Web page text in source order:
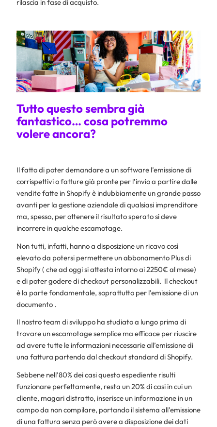
rilascia in fase di acquisto.
Tutto questo sembra già
fantastico… cosa potremmo
volere ancora?
Il fatto di poter demandare a un software l’emissione di
corrispettivi o fatture già pronte per l’invio a partire dalle
vendite fatte in Shopify è indubbiamente un grande passo
avanti per la gestione aziendale di qualsiasi imprenditore
ma, spesso, per ottenere il risultato sperato si deve
incorrere in qualche escamotage.
Non tutti, infatti, hanno a disposizione un ricavo così
elevato da potersi permettere un abbonamento Plus di
Shopify ( che ad oggi si attesta intorno ai 2250€ al mese)
e di poter godere di checkout personalizzabili. Il checkout
è la parte fondamentale, soprattutto per l’emissione di un
documento .
Il nostro team di sviluppo ha studiato a lungo prima di
trovare un escamotage semplice ma efficace per riuscire
ad avere tutte le informazioni necessarie all’emissione di
una fattura partendo dal checkout standard di Shopify.
Sebbene nell’80% dei casi questo espediente risulti
funzionare perfettamente, resta un 20% di casi in cui un
cliente, magari distratto, inserisce un informazione in un
campo da non compilare, portando il sistema all’emissione
di una fattura senza però avere a disposizione dei dati